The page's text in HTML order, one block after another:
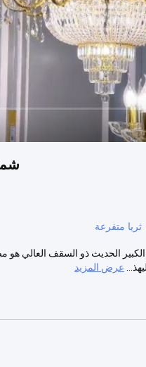
ثريا متفرعة
الحديث ذو السقف العالي
عرض المزيد